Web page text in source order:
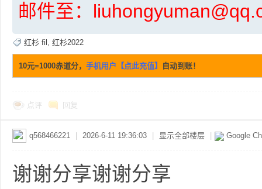
邮件至：
红杉 fil , 红杉2022
10元=1000赤道分， 手机用户【点此充值】 自动到账！
点评 回复
q568466221 2026-6-11 19:36:03 显示全部楼层 Google
谢谢分享谢谢分享